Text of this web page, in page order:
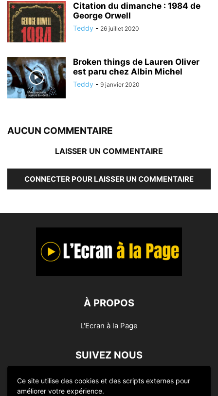
Ce site utilise des cookies et des scripts externes pour
améliorer votre expérience.
Citation du dimanche : 1984 de
George Orwell
Teddy - 26 juillet 2020
Broken things de Lauren Oliver
est paru chez Albin Michel
Teddy - 9 janvier 2020
AUCUN COMMENTAIRE
LAISSER UN COMMENTAIRE
CONNECTER POUR LAISSER UN COMMENTAIRE
À PROPOS
L'Ecran à la Page
SUIVEZ NOUS